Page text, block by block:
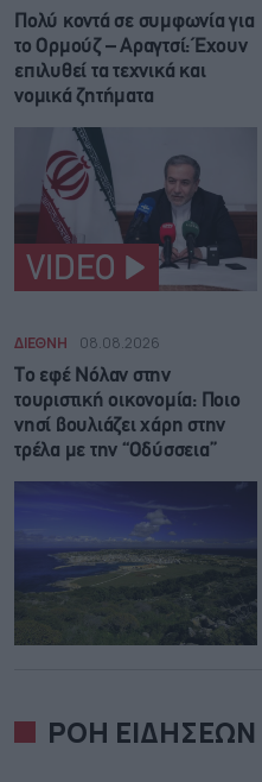
Πολύ κοντά σε συμφωνία για
το Ορμούζ – Αραγτσί: Έχουν
επιλυθεί τα τεχνικά και
νομικά ζητήματα
VIDEO
ΔΙΕΘΝΗ 08.08.2026
Το εφέ Νόλαν στην
τουριστική οικονομία: Ποιο
νησί βουλιάζει χάρη στην
τρέλα με την “Οδύσσεια”
ΡΟΗ ΕΙΔΗΣΕΩΝ